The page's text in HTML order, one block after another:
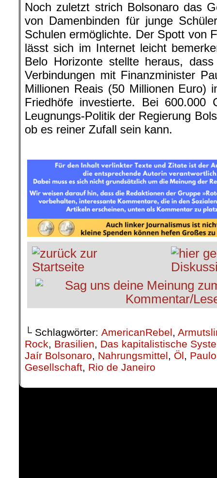
Noch zuletzt strich Bolsonaro das
von Damenbinden für junge
Schulen ermöglichte. Der Spott von
lässt sich im Internet leicht
Belo Horizonte stellte heraus,
Verbindungen mit Finanzminister
Millionen Reais (50 Millionen Euro)
Friedhöfe investierte. Bei 600.000
Leugnungs-Politik der Regierung
ob es reiner Zufall sein kann.
└ Schlagwörter: AmericanRebel,
Rock, Brasilien, Das kapitalistische
Jaír Bolsonaro, Nahrungsmittel, Öl,
Gesellschaft, Rio de Janeiro